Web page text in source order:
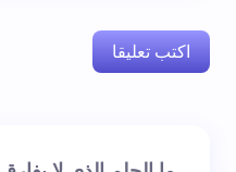
اكتب تعليقا
لن يتم نشر عنوان بريدك